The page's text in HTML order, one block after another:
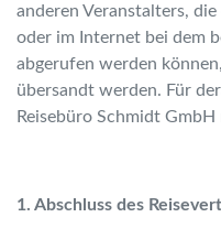
anderen Veranstalters,
oder im Internet bei dem
abgerufen werden
übersandt werden. Für
Reisebüro Schmidt
1. Abschluss des